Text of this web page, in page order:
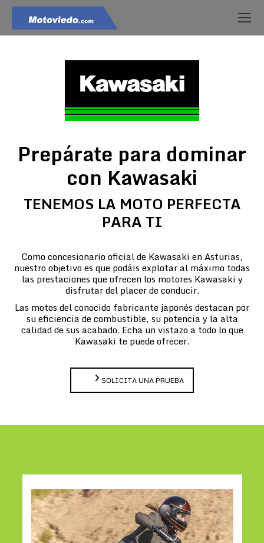
Prepárate para dominar
con Kawasaki
TENEMOS LA MOTO PERFECTA
PARA TI
Como concesionario oficial de Kawasaki en Asturias,
nuestro objetivo es que podáis explotar al máximo todas
las prestaciones que ofrecen los motores Kawasaki y
disfrutar del placer de conducir.
Las motos del conocido fabricante japonés destacan por
su eficiencia de combustible, su potencia y la alta
calidad de sus acabado. Echa un vistazo a todo lo que
Kawasaki te puede ofrecer.
SOLICITA UNA PRUEBA